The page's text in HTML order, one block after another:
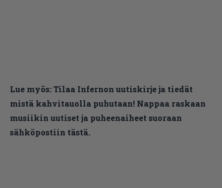
Lue myös:Tilaa Infernon uutiskirje ja tiedät
mistä kahvitauolla puhutaan! Nappaa raskaan
musiikin uutiset ja puheenaiheet suoraan
sähköpostiin tästä.